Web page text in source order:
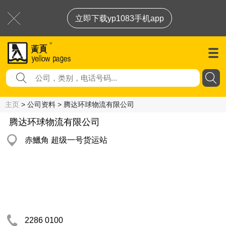
立即下载yp1083手机app
主页 > 公司资料 > 腾达环球物流有限公司
腾达环球物流有限公司
赤鱲角 超级一号货运站
2286 0100